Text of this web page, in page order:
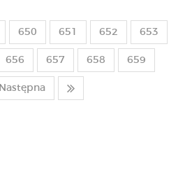
650 651 652 653
656 657 658 659
Następna